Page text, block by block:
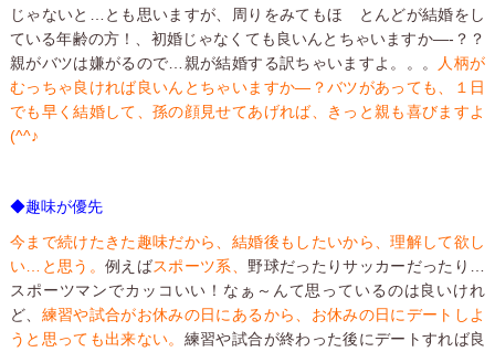
じゃないと…とも思いますが、周りをみてもほ とんどが結婚をし
ている年齢の方！、初婚じゃなくても良いんとちゃいますか—-？？
親がバツは嫌がるので…親が結婚する訳ちゃいますよ。。。
人柄が
むっちゃ良ければ良いんとちゃいますか—？バツがあっても、１日
でも早く結婚して、孫の顔見せてあげれば、きっと親も喜びますよ
(^^♪
◆趣味が優先
今まで続けたきた趣味だから、結婚後もしたいから、理解して欲し
い…と思う。例えばスポーツ系、 野球だったりサッカーだったり…
スポーツマンでカッコいい！なぁ～んて思っているのは良いけれ
ど、 練習や試合がお休みの日にあるから、お休みの日にデートしよ
うと思っても出来ない。 練習や試合が終わった後にデートすれば良